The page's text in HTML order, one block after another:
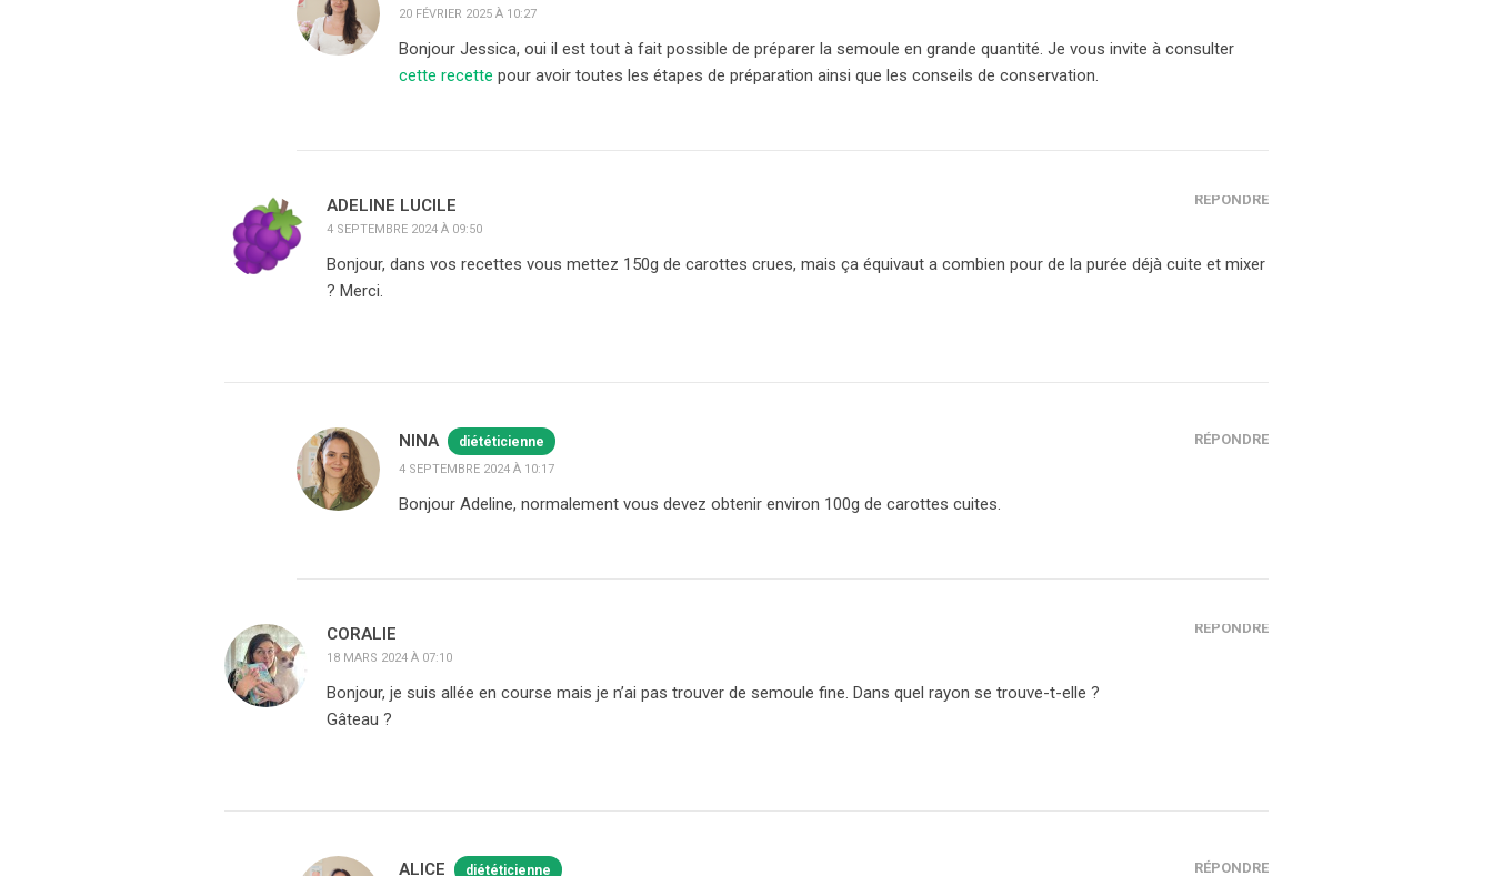
20 FÉVRIER 2025 À 10:27
Bonjour Jessica, oui il est tout à fait possible de préparer la semoule en grande quantité. Je vous invite à consulter
cette recette pour avoir toutes les étapes de préparation ainsi que les conseils de conservation.
ADELINE LUCILE
4 SEPTEMBRE 2024 À 09:50
RÉPONDRE
Bonjour, dans vos recettes vous mettez 150g de carottes crues, mais ça équivaut a combien pour de la purée déjà cuite et mixer
? Merci.
NINA diététicienne
4 SEPTEMBRE 2024 À 10:17
RÉPONDRE
Bonjour Adeline, normalement vous devez obtenir environ 100g de carottes cuites.
CORALIE
18 MARS 2024 À 07:10
RÉPONDRE
Bonjour, je suis allée en course mais je n’ai pas trouver de semoule fine. Dans quel rayon se trouve-t-elle ?
Gâteau ?
ALICE diététicienne RÉPONDRE